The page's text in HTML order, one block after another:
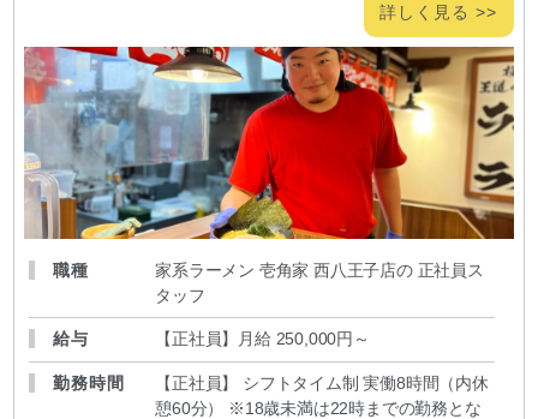
詳しく見る >>
職種
家系ラーメン 壱角家 西八王子店の 正社員ス
タッフ
給与 【正社員】月給 250,000円～
勤務時間
【正社員】 シフトタイム制 実働8時間（内休
憩60分） ※18歳未満は22時までの勤務とな